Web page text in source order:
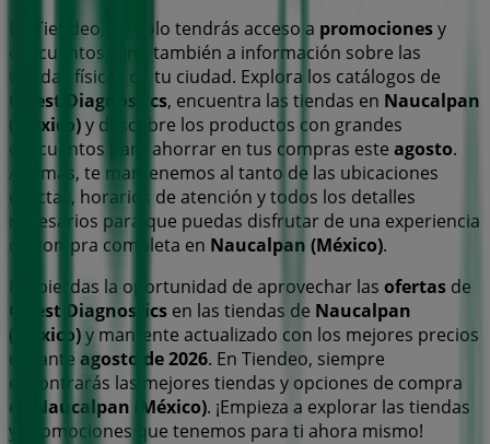
En Tiendeo, no solo tendrás acceso a promocionesy
descuentos, sino también a información sobre las
tiendas físicas de tu ciudad. Explora los catálogos de
Quest Diagnostics, encuentra las tiendas en Naucalpan
(México)y descubre los productos con grandes
descuentos para ahorrar en tus compras este agosto.
Además, te mantenemos al tanto de las ubicaciones
exactas, horarios de atención y todos los detalles
necesarios para que puedas disfrutar de una experiencia
de compra completa en Naucalpan (México).
No pierdas la oportunidad de aprovechar las ofertas de
Quest Diagnostics en las tiendas de Naucalpan
(México)y mantente actualizado con los mejores precios
durante agosto de 2026. En Tiendeo, siempre
encontrarás las mejores tiendas y opciones de compra
en
Naucalpan (México). ¡Empieza a explorar las tiendas
y promociones que tenemos para ti ahora mismo!